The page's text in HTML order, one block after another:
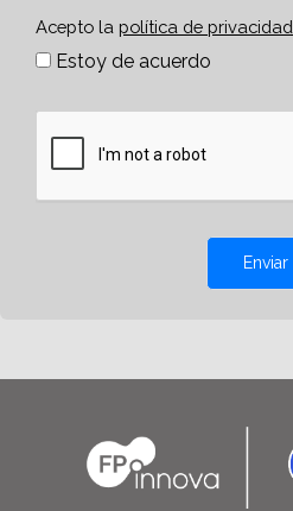
Acepto la política de privacidad
Estoy de acuerdo
Enviar